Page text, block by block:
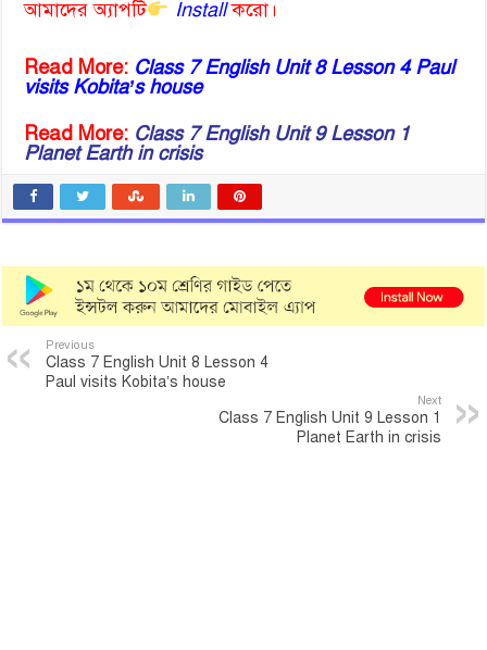
আমাদের অ্যাপটি
Install করো।
Read More: Class 7 English Unit 8 Lesson 4 Paul
visits Kobita’s house
Read More: Class 7 English Unit 9 Lesson 1
Planet Earth in crisis
Previous
Class 7 English Unit 8 Lesson 4
Paul visits Kobita’s house
Next
Class 7 English Unit 9 Lesson 1
Planet Earth in crisis